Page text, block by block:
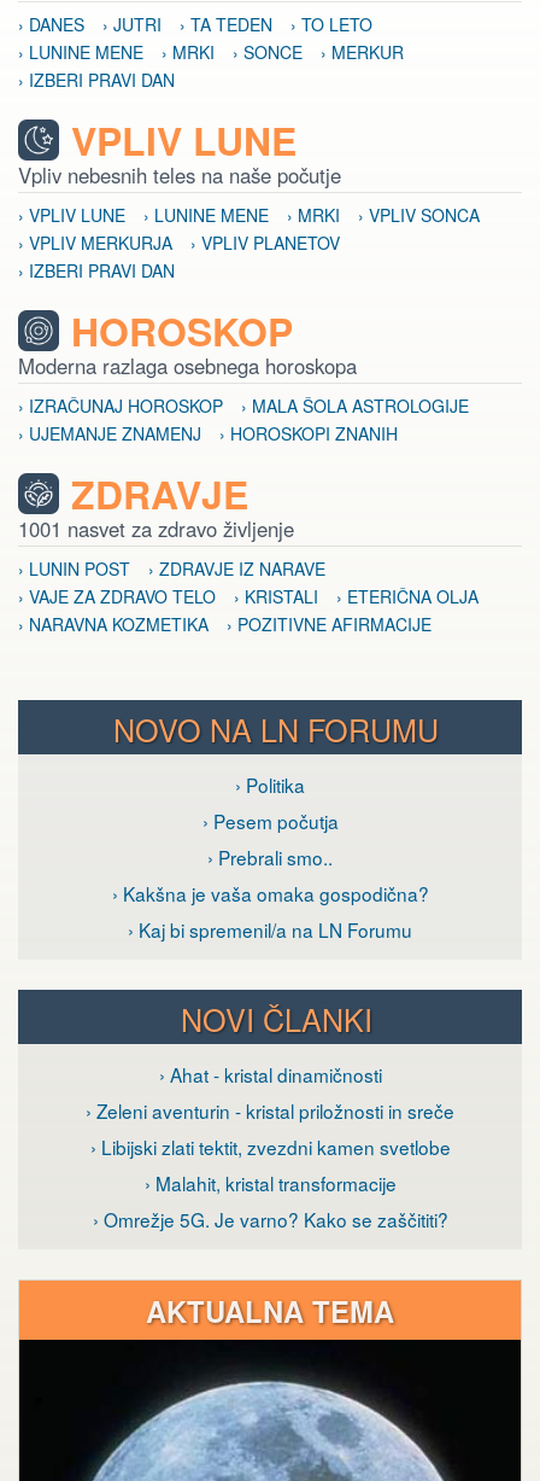
› DANES › JUTRI › TA TEDEN
› TO LETO
› LUNINE MENE
› MRKI › SONCE
› MERKUR
› IZBERI PRAVI DAN
VPLIV LUNE
Vpliv nebesnih teles na naše počutje
› VPLIV LUNE › LUNINE MENE › MRKI
› VPLIV SONCA
› VPLIV MERKURJA
› VPLIV PLANETOV
› IZBERI PRAVI DAN
HOROSKOP
Moderna razlaga osebnega horoskopa
› IZRAČUNAJ HOROSKOP
› MALA ŠOLA ASTROLOGIJE
› UJEMANJE ZNAMENJ
› HOROSKOPI ZNANIH
ZDRAVJE
1001 nasvet za zdravo življenje
› LUNIN POST
› ZDRAVJE IZ NARAVE
› VAJE ZA ZDRAVO TELO
› KRISTALI
› ETERIČNA OLJA
› NARAVNA KOZMETIKA
› POZITIVNE AFIRMACIJE
NOVO NA LN FORUMU
› Politika
› Pesem počutja
› Prebrali smo..
› Kakšna je vaša omaka gospodična?
› Kaj bi spremenil/a na LN Forumu
NOVI ČLANKI
› Ahat - kristal dinamičnosti
› Zeleni aventurin - kristal priložnosti in sreče
› Libijski zlati tektit, zvezdni kamen svetlobe
› Malahit, kristal transformacije
› Omrežje 5G. Je varno? Kako se zaščititi?
AKTUALNA TEMA